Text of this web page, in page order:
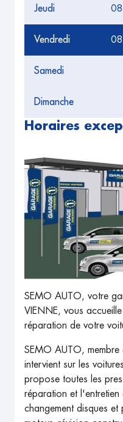
Jeudi
Vendredi
Samedi
Dimanche
Horaires
SEMO AUTO, votre
VIENNE, vous
réparation de votre
SEMO AUTO, membre
intervient sur les
propose toutes les
réparation et l'entretien
changement disques